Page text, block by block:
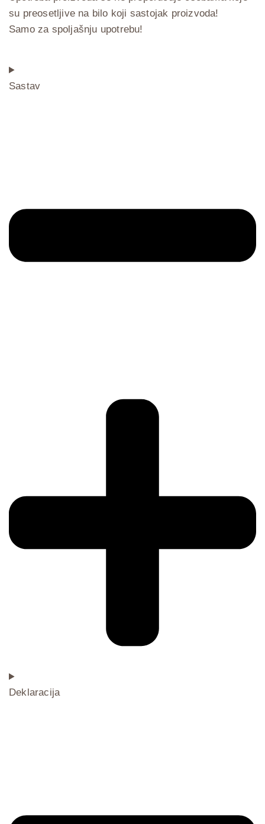
su preosetljive na bilo koji sastojak proizvoda!
Samo za spoljašnju upotrebu!
Sastav
Deklaracija